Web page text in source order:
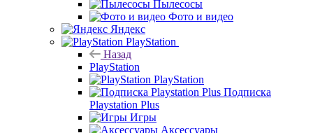
Пылесосы
Фото и видео
Яндекс
PlayStation
Назад
PlayStation
PlayStation
Подписка
Playstation Plus
Игры
Аксессуары